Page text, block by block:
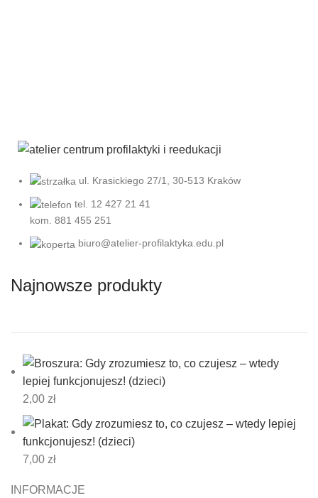
ul. Krasickiego 27/1, 30-513 Kraków
tel. 12 427 21 41
kom. 881 455 251
biuro@atelier-profilaktyka.edu.pl
Najnowsze produkty
2,00 zł
7,00 zł
INFORMACJE